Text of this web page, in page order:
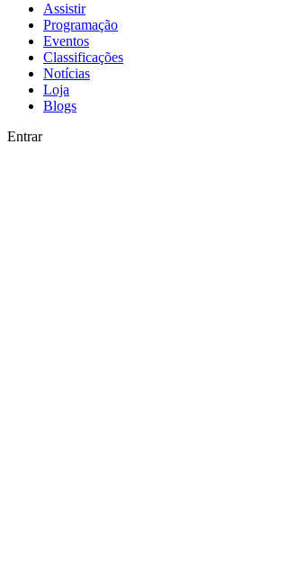
Assistir
Programação
Eventos
Classificações
Notícias
Loja
Blogs
Entrar